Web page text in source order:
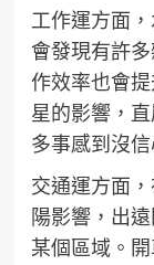
工作運方面
會發現有許
作效率也會
星的影響，
多事感到沒信
交通運方面
陽影響，出
某個區域。